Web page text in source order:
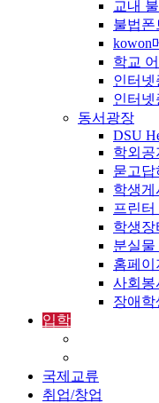
교내
불법폰
kowon
학교
인터
인터
동서광장
DSU
학외공
묻고답
학생게
프린터
학생장
분실물
홈페이
사회봉
장애학
입학
국제교류
취업/창업